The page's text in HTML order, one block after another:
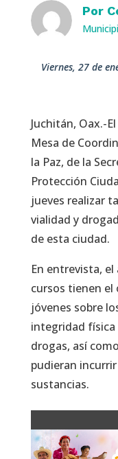
Por
viernes, 27 de
Juchitán, Oax.-
Mesa de
la Paz, de la
Protección
jueves realizar
vialidad y
de esta ciudad.
En entrevista,
cursos tienen el
jóvenes sobre
integridad física
drogas, así
pudieran
sustancias.